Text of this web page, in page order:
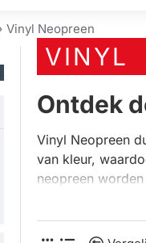
Vinyl Neopreen
VINYL
Ontdek
Vinyl Neopreen
van kleur,
neopreen
comfort en